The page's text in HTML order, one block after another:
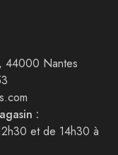
44000 Nantes
:
et de 14h30 à